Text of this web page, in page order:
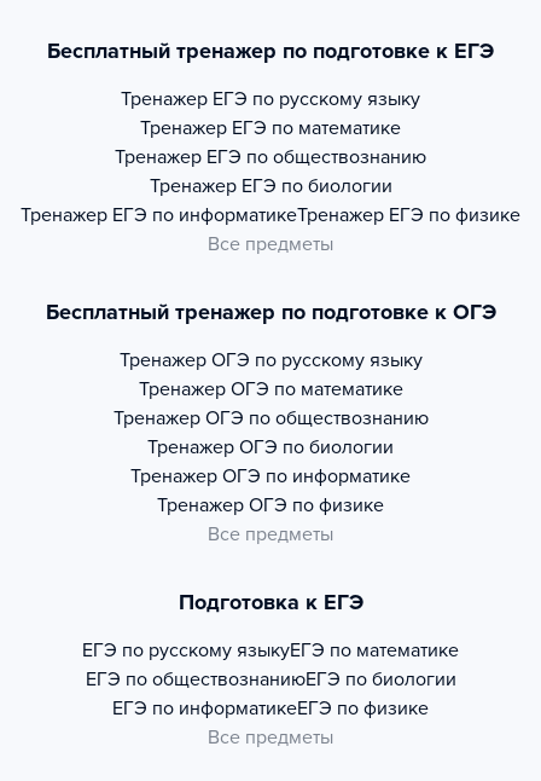
Бесплатный тренажер по подготовке к ЕГЭ
Тренажер ЕГЭ по русскому языку
Тренажер ЕГЭ по математике
Тренажер ЕГЭ по обществознанию
Тренажер ЕГЭ по биологии
Тренажер ЕГЭ по информатикеТренажер ЕГЭ по физике
Все предметы
Бесплатный тренажер по подготовке к ОГЭ
Тренажер ОГЭ по русскому языку
Тренажер ОГЭ по математике
Тренажер ОГЭ по обществознанию
Тренажер ОГЭ по биологии
Тренажер ОГЭ по информатике
Тренажер ОГЭ по физике
Все предметы
Подготовка к ЕГЭ
ЕГЭ по русскому языкуЕГЭ по математике
ЕГЭ по обществознаниюЕГЭ по биологии
ЕГЭ по информатикеЕГЭ по физике
Все предметы